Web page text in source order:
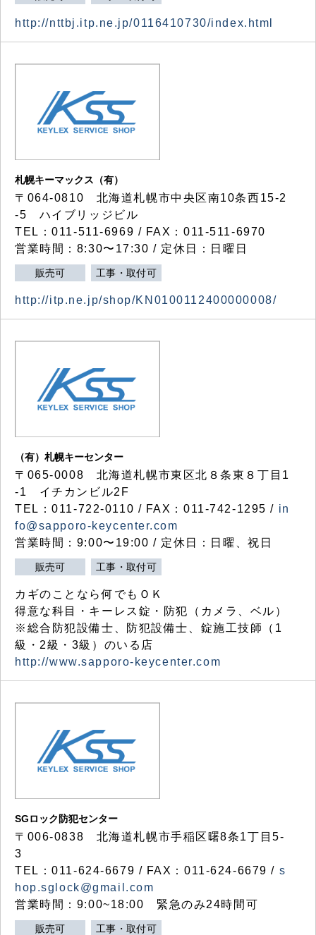
http://nttbj.itp.ne.jp/0116410730/index.html
札幌キーマックス（有）
〒064-0810 北海道札幌市中央区南10条西15-2
-5 ハイブリッジビル
TEL：011-511-6969 / FAX：011-511-6970
営業時間：8:30〜17:30 / 定休日：日曜日
販売可 工事・取付可
http://itp.ne.jp/shop/KN0100112400000008/
（有）札幌キーセンター
〒065-0008 北海道札幌市東区北８条東８丁目1
-1 イチカンビル2F
TEL：011-722-0110 / FAX：011-742-1295 / in
fo@sapporo-keycenter.com
営業時間：9:00〜19:00 / 定休日：日曜、祝日
販売可 工事・取付可
カギのことなら何でもＯＫ
得意な科目・キーレス錠・防犯（カメラ、ベル）
※総合防犯設備士、防犯設備士、錠施工技師（1
級・2級・3級）のいる店
http://www.sapporo-keycenter.com
SGロック防犯センター
〒006-0838 北海道札幌市手稲区曙8条1丁目5-
3
TEL：011-624-6679 / FAX：011-624-6679 / s
hop.sglock@gmail.com
営業時間：9:00~18:00 緊急のみ24時間可
販売可 工事・取付可